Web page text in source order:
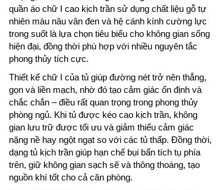
quần áo chữ I cao kịch trần sử dụng chất liệu gỗ tự
nhiên màu nâu vân đen và hệ cánh kính cường lực
trong suốt là lựa chọn tiêu biểu cho không gian sống
hiện đại, đồng thời phù hợp với nhiều nguyên tắc
phong thủy tích cực.
Thiết kế chữ I của tủ giúp đường nét trở nên thẳng,
gọn và liền mạch, nhờ đó tạo cảm giác ổn định và
chắc chắn – điều rất quan trọng trong phong thủy
phòng ngủ. Khi tủ được kéo cao kịch trần, không
gian lưu trữ được tối ưu và giảm thiểu cảm giác
nặng nề hay ngột ngạt so với các tủ thấp. Đồng thời,
dạng tủ kịch trần giúp hạn chế bụi bẩn tích tụ phía
trên, giữ không gian sạch sẽ và thông thoáng, tạo
nguồn khí tốt cho cả căn phòng.